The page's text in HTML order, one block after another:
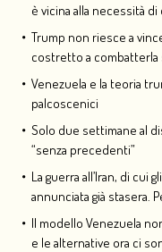
è vicina alla necessità
Trump non riesce a
costretto a combatterla
Venezuela e la teoria
palcoscenici
Solo due settimane al
“senza precedenti”
La guerra all’Iran, di
annunciata già stasera.
Il modello Venezuela
e le alternative ora ci